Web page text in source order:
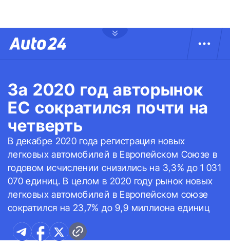
За 2020 год авторынок
ЕС сократился почти на
четверть
В декабре 2020 года регистрация новых
легковых автомобилей в Европейском Союзе в
годовом исчислении снизились на 3,3% до 1 031
070 единиц. В целом в 2020 году рынок новых
легковых автомобилей в Европейском союзе
сократился на 23,7% до 9,9 миллиона единиц